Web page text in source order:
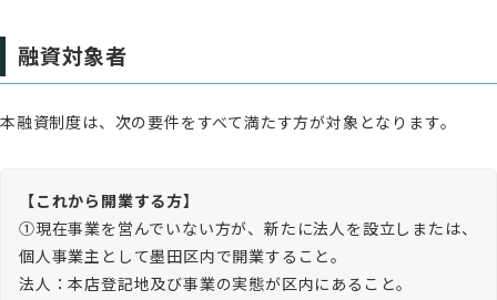
融資対象者
本融資制度は、次の要件をすべて満たす方が対象となります。
【これから開業する方】
①現在事業を営んでいない方が、新たに法人を設立しまたは、
個人事業主として墨田区内で開業すること。
法人：本店登記地及び事業の実態が区内にあること。